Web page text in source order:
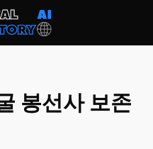
봉선사 보존